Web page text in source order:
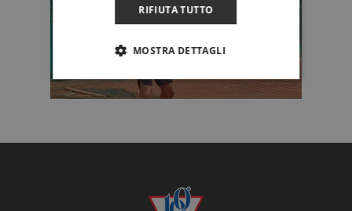
RIFIUTA TUTTO
MOSTRA DETTAGLI